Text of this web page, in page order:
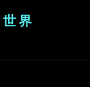
界